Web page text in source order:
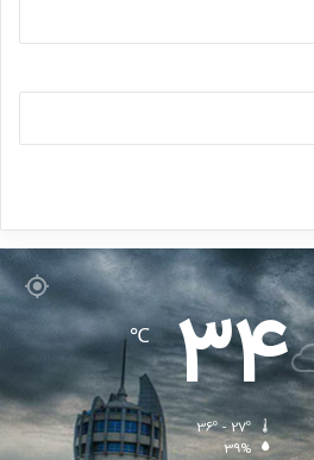
34
℃
36º - 27º
39%